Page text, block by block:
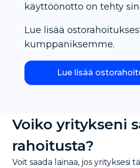
käyttöönotto on tehty
Lue lisää
kumppaniksemme.
Lue lisää
Voiko yritykseni
rahoitusta?
Voit saada lainaa, jos yrityksesi